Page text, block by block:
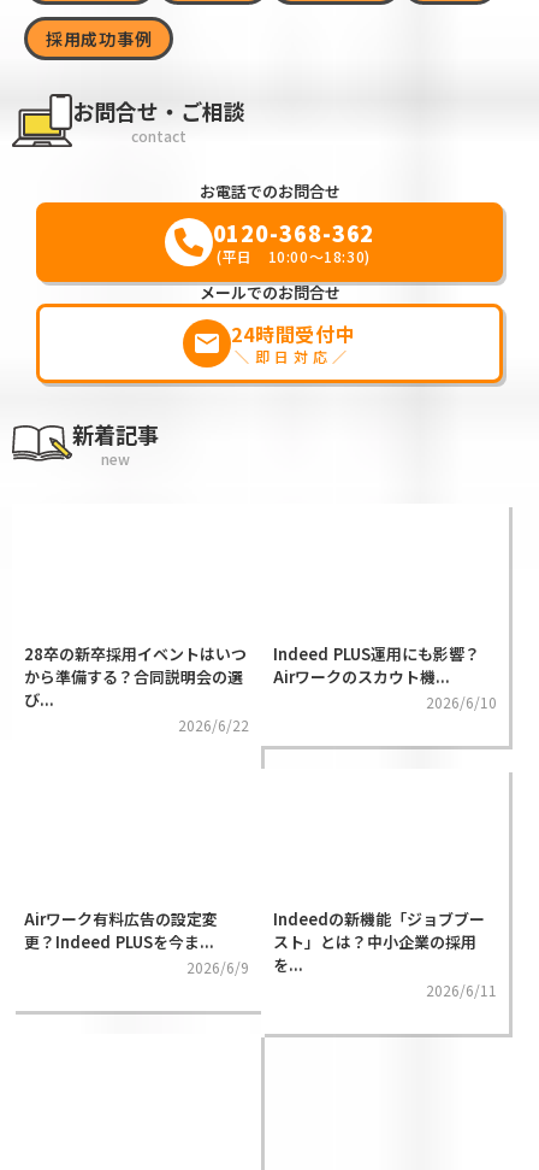
採用成功事例
お問合せ・ご相談
contact
お電話でのお問合せ
0120-368-362
(平日 10:00～18:30)
メールでのお問合せ
markunread 24時間受付中
＼即日対応／
新着記事
new
28卒の新卒採用イベントはいつ
から準備する？合同説明会の選
び...
2026/6/22
Indeed PLUS運用にも影響？
Airワークのスカウト機...
2026/6/10
Airワーク有料広告の設定変
更？Indeed PLUSを今ま...
2026/6/9
Indeedの新機能「ジョブブー
スト」とは？中小企業の採用
を...
2026/6/11